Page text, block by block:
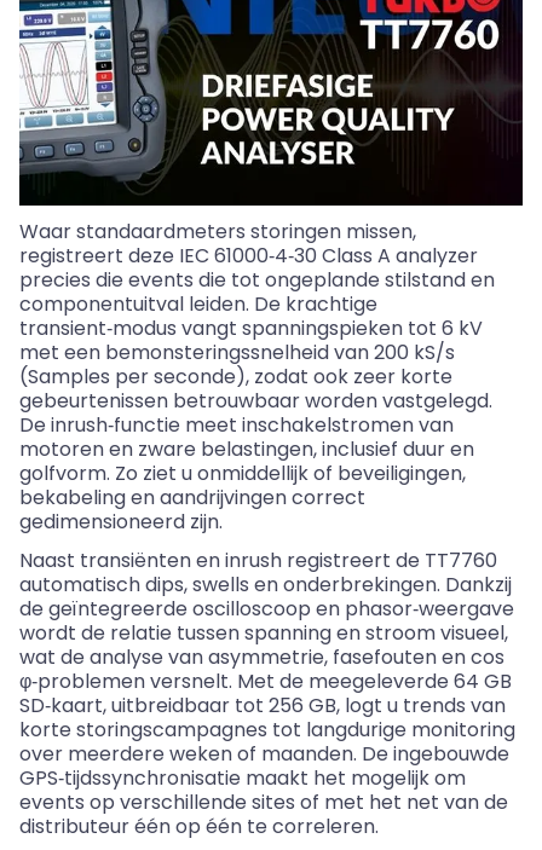
Waar standaardmeters storingen missen,
registreert deze IEC 61000‑4‑30 Class A analyzer
precies die events die tot ongeplande stilstand en
componentuitval leiden. De krachtige
transient‑modus vangt spanningspieken tot 6 kV
met een bemonsteringssnelheid van 200 kS/s
(Samples per seconde), zodat ook zeer korte
gebeurtenissen betrouwbaar worden vastgelegd.
De inrush‑functie meet inschakelstromen van
motoren en zware belastingen, inclusief duur en
golfvorm. Zo ziet u onmiddellijk of beveiligingen,
bekabeling en aandrijvingen correct
gedimensioneerd zijn.
Naast transiënteneninrush registreert de TT7760
automatisch dips,swells en onderbrekingen. Dankzij
de geïntegreerde oscilloscoop en phasor‑weergave
wordt de relatie tussen spanning en stroom visueel,
wat de analyse van asymmetrie, fasefouten encos
φ‑problemen versnelt. Met de meegeleverde 64 GB
SD‑kaart,uitbreidbaar tot 256 GB, logt u trends van
korte storingscampagnes tot langdurige monitoring
over meerdere weken of maanden. De ingebouwde
GPS‑tijdssynchronisatie maakt het mogelijk om
events op verschillende sites of met het net van de
distributeur één op één te correleren.